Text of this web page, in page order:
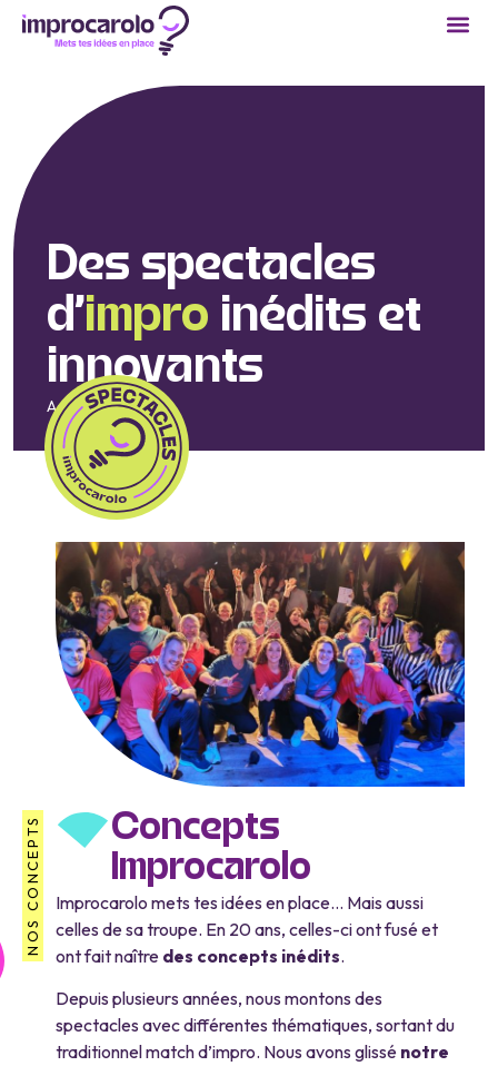
Des spectacles
d’impro inédits et
innovants
Accueil/Concepts
NOS CONCEPTS
Concepts
Improcarolo
Improcarolo mets tes idées en place… Mais aussi
celles de sa troupe. En 20 ans, celles-ci ont fusé et
ont fait naître des concepts inédits.
Depuis plusieurs années, nous montons des
spectacles avec différentes thématiques, sortant du
traditionnel match d’impro. Nous avons glissé notre